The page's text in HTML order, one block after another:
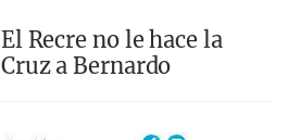
El Recre no le hace la
Cruz a Bernardo